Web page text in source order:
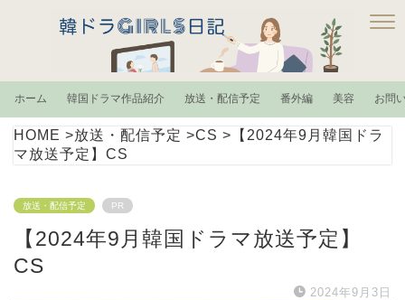
ホーム 韓国ドラマ作品紹介 放送・配信予定 番外編 美容 お問
HOME >放送・配信予定 >CS > 【2024年9月韓国ドラ
マ放送予定】CS
放送・配信予定 PR
【2024年9月韓国ドラマ放送予定】
CS
2024年9月3日